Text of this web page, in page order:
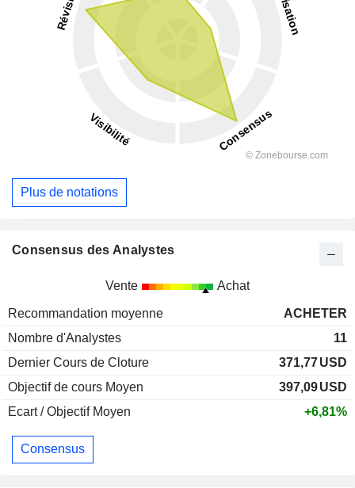
Plus de notations
Consensus des Analystes
Vente Achat
Recommandation moyenne
ACHETER
Nombre d'Analystes
11
Dernier Cours de Cloture
371,77USD
Objectif de cours Moyen
397,09USD
Ecart / Objectif Moyen
+6,81%
Consensus